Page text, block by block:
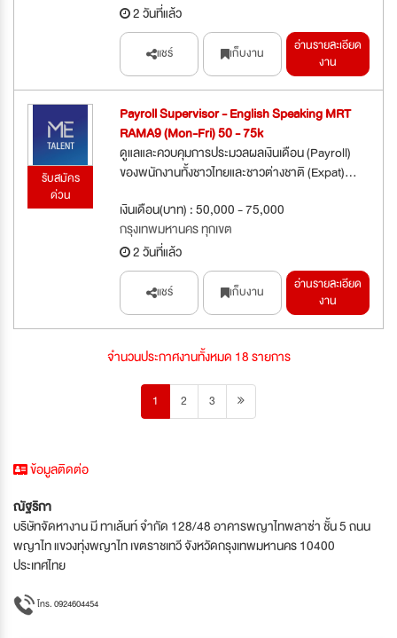
2 วันที่แล้ว
แชร์ เก็บงาน
อ่านรายละเอียด
งาน
รับสมัคร
ด่วน
Payroll Supervisor - English Speaking MRT
RAMA9 (Mon-Fri) 50 - 75k
ดูแลและควบคุมการประมวลผลเงินเดือน (Payroll)
ของพนักงานทั้งชาวไทยและชาวต่างชาติ (Expat)...
เงินเดือน(บาท) : 50,000 - 75,000
กรุงเทพมหานคร ทุกเขต
2 วันที่แล้ว
แชร์ เก็บงาน
อ่านรายละเอียด
งาน
จำนวนประกาศงานทั้งหมด 18 รายการ
1 2 3
ข้อมูลติดต่อ
ณัฐริกา
บริษัทจัดหางาน มี ทาเล้นท์ จำกัด 128/48 อาคารพญาไทพลาซ่า ชั้น 5 ถนน
พญาไท แขวงทุ่งพญาไท เขตราชเทวี จังหวัดกรุงเทพมหานคร 10400
ประเทศไทย
โทร. 0924604454